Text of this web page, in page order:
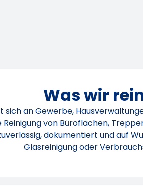
Was wir
an Gewerbe,
von Büroflächen,
dokumentiert und auf
Glasreinigung oder